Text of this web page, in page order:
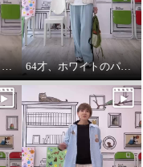
64歳、ひがしです。わたしの時代は、やっぱりジャケットにパーカーを出す‼️ 64才、ホワイトのパーカーインナーはスタイリングに万能です。